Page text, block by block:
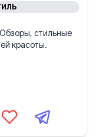
стильные
красоты.